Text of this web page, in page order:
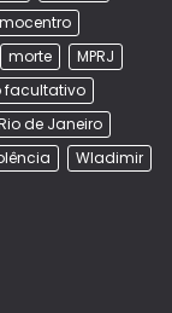
morte
MPRJ
facultativo
de Janeiro
Wladimir